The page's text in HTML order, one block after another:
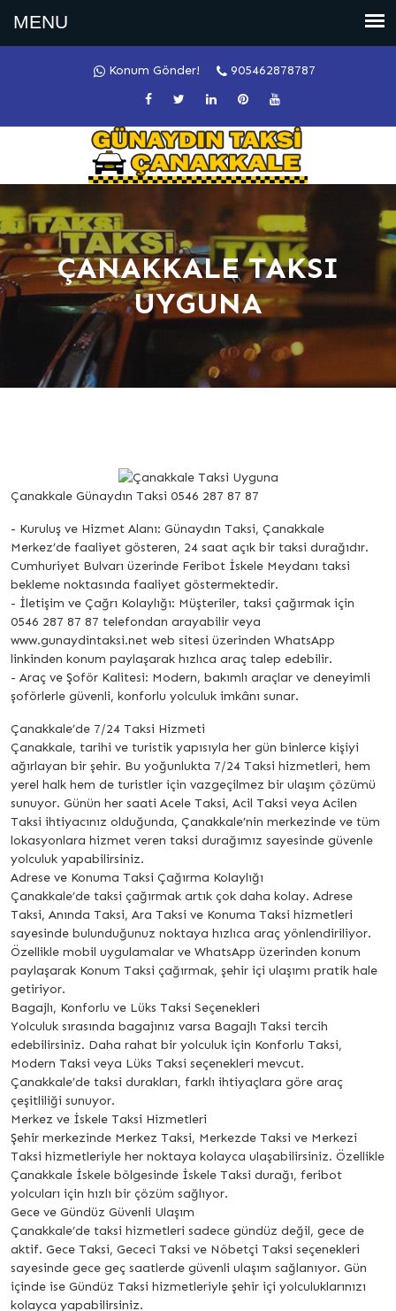
Konum Gönder! 905462878787
ÇANAKKALE TAKSI
UYGUNA
Çanakkale Günaydın Taksi 0546 287 87 87
- Kuruluş ve Hizmet Alanı: Günaydın Taksi, Çanakkale
Merkez’de faaliyet gösteren, 24 saat açık bir taksi durağıdır.
Cumhuriyet Bulvarı üzerinde Feribot İskele Meydanı taksi
bekleme noktasında faaliyet göstermektedir.
- İletişim ve Çağrı Kolaylığı: Müşteriler, taksi çağırmak için
0546 287 87 87 telefondan arayabilir veya
www.gunaydintaksi.net web sitesi üzerinden WhatsApp
linkinden konum paylaşarak hızlıca araç talep edebilir.
- Araç ve Şoför Kalitesi: Modern, bakımlı araçlar ve deneyimli
şoförlerle güvenli, konforlu yolculuk imkânı sunar.
Çanakkale’de 7/24 Taksi Hizmeti
Çanakkale, tarihi ve turistik yapısıyla her gün binlerce kişiyi
ağırlayan bir şehir. Bu yoğunlukta 7/24 Taksi hizmetleri, hem
yerel halk hem de turistler için vazgeçilmez bir ulaşım çözümü
sunuyor. Günün her saati Acele Taksi, Acil Taksi veya Acilen
Taksi ihtiyacınız olduğunda, Çanakkale’nin merkezinde ve tüm
lokasyonlara hizmet veren taksi durağımız sayesinde güvenle
yolculuk yapabilirsiniz.
Adrese ve Konuma Taksi Çağırma Kolaylığı
Çanakkale’de taksi çağırmak artık çok daha kolay. Adrese
Taksi, Anında Taksi, Ara Taksi ve Konuma Taksi hizmetleri
sayesinde bulunduğunuz noktaya hızlıca araç yönlendiriliyor.
Özellikle mobil uygulamalar ve WhatsApp üzerinden konum
paylaşarak Konum Taksi çağırmak, şehir içi ulaşımı pratik hale
getiriyor.
Bagajlı, Konforlu ve Lüks Taksi Seçenekleri
Yolculuk sırasında bagajınız varsa Bagajlı Taksi tercih
edebilirsiniz. Daha rahat bir yolculuk için Konforlu Taksi,
Modern Taksi veya Lüks Taksi seçenekleri mevcut.
Çanakkale’de taksi durakları, farklı ihtiyaçlara göre araç
çeşitliliği sunuyor.
Merkez ve İskele Taksi Hizmetleri
Şehir merkezinde Merkez Taksi, Merkezde Taksi ve Merkezi
Taksi hizmetleriyle her noktaya kolayca ulaşabilirsiniz. Özellikle
Çanakkale İskele bölgesinde İskele Taksi durağı, feribot
yolcuları için hızlı bir çözüm sağlıyor.
Gece ve Gündüz Güvenli Ulaşım
Çanakkale’de taksi hizmetleri sadece gündüz değil, gece de
aktif. Gece Taksi, Gececi Taksi ve Nöbetçi Taksi seçenekleri
sayesinde gece geç saatlerde güvenli ulaşım sağlanıyor. Gün
içinde ise Gündüz Taksi hizmetleriyle şehir içi yolculuklarınızı
kolayca yapabilirsiniz.